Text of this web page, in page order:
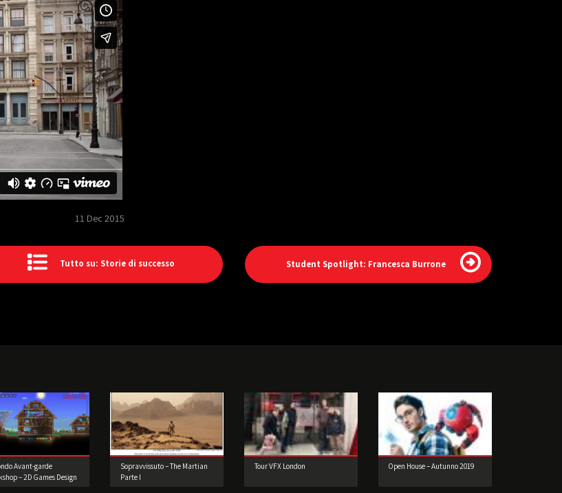
11 Dec 2015
Tutto su: Storie di successo Student Spotlight: Francesca Burrone
Avant-garde
– 2D Games Design
Sopravvissuto – The Martian
Parte I
Tour VFX London Open House – Autunno 2019